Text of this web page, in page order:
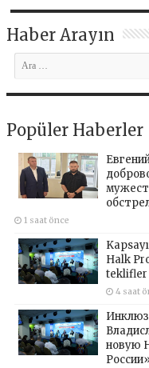
Haber Arayın
Popüler Haberler
1 saat önce
Halk
teklifler
4 saat
новую